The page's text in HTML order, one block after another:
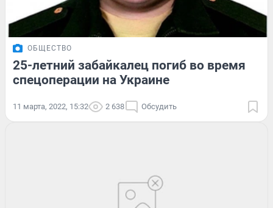
ОБЩЕСТВО
25-летний забайкалец погиб во время
спецоперации на Украине
11 марта, 2022, 15:32 2 638 Обсудить